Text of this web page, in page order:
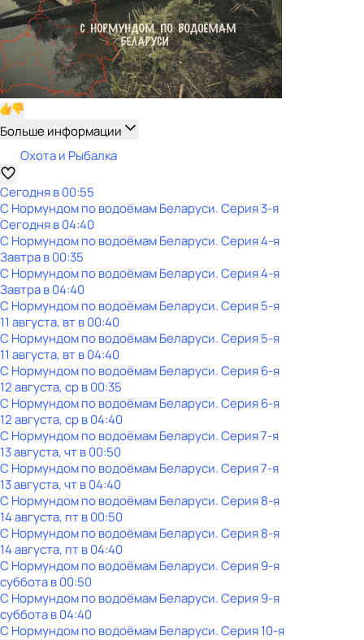
Больше информации
Охота и Рыбалка
Сегодня в 00:55
С Нормундом по водоёмам Беларуси. Серия 3-я
Сегодня в 04:40
С Нормундом по водоёмам Беларуси. Серия 4-я
Завтра в 00:35
С Нормундом по водоёмам Беларуси. Серия 4-я
Завтра в 04:40
С Нормундом по водоёмам Беларуси. Серия 5-я
11 августа, вт в 00:40
С Нормундом по водоёмам Беларуси. Серия 5-я
11 августа, вт в 04:40
С Нормундом по водоёмам Беларуси. Серия 6-я
12 августа, ср в 00:35
С Нормундом по водоёмам Беларуси. Серия 6-я
12 августа, ср в 04:40
С Нормундом по водоёмам Беларуси. Серия 7-я
13 августа, чт в 00:50
С Нормундом по водоёмам Беларуси. Серия 7-я
13 августа, чт в 04:40
С Нормундом по водоёмам Беларуси. Серия 8-я
14 августа, пт в 00:50
С Нормундом по водоёмам Беларуси. Серия 8-я
14 августа, пт в 04:40
С Нормундом по водоёмам Беларуси. Серия 9-я
субботав00:50
С Нормундом по водоёмам Беларуси. Серия 9-я
субботав04:40
С Нормундом по водоёмам Беларуси. Серия 10-я